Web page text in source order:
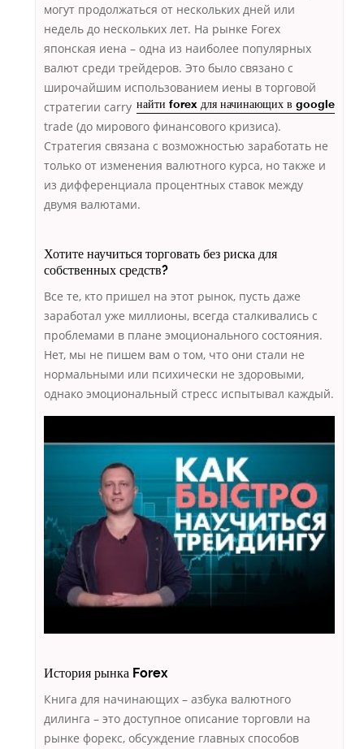
могут продолжаться от нескольких дней или
недель до нескольких лет. На рынке Forex
японская иена – одна из наиболее популярных
валют среди трейдеров. Это было связано с
широчайшим использованием
найти forex для начинающих в google
иены в торговой
стратегии carry
trade (до мирового финансового кризиса).
Стратегия связана с возможностью заработать не
только от изменения валютного курса, но также и
из дифференциала процентных ставок между
двумя валютами.
Хотите научиться торговать без риска для
собственных средств?
Все те, кто пришел на этот рынок, пусть даже
заработал уже миллионы, всегда сталкивались с
проблемами в плане эмоционального состояния.
Нет, мы не пишем вам о том, что они стали не
нормальными или психически не здоровыми,
однако эмоциональный стресс испытывал каждый.
История рынка Forex
Книга для начинающих – азбука валютного
дилинга – это доступное описание торговли на
рынке форекс, обсуждение главных способов